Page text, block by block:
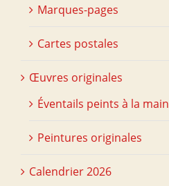
Marques-pages
Cartes postales
Œuvres originales
Éventails peints à la main
Peintures originales
Calendrier 2026